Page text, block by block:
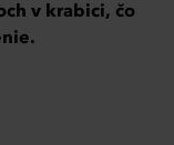
v krabici, čo